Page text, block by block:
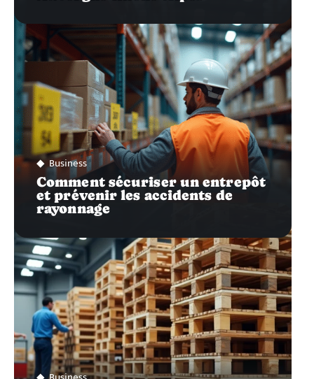
Business
Comment sécuriser un entrepôt
et prévenir les accidents de
rayonnage